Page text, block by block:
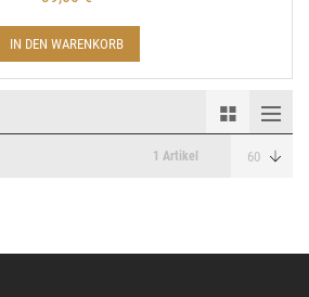
IN DEN WARENKORB
1 Artikel